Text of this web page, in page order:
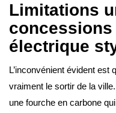
Limitations
concessions
électrique
L’inconvénient évident est
vraiment le sortir de la
une fourche en carbone